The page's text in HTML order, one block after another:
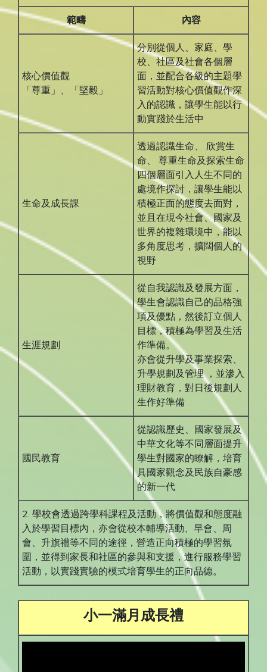
範疇 內容
核心價值觀
「尊重」、「堅毅」
分別從個人、家庭、學
校、社區及社會各個層
面，並配合各級的主題學
習活動對核心價值觀作深
入的認識，讓學生能以行
動實踐於生活中
生命及成長課
透過認識生命、 欣賞生
命、 尊重生命及探索生命
四個層面引入人生不同的
處境作探討，讓學生能以
積極正面的態度去面對，
並且在現今社會、國家及
世界的複雜環境中，能以
多角度思考，擴闊個人的
視野
生涯規劃
從自我認識及發展方面，
學生會認識自己的品格強
項及優點，然後訂立個人
目標，積極為學習及生活
作準備。
亦會從升學及事業探索、
升學規劃及管理 ，並滲入
理財教育，對日後規劃人
生作好準備
國民教育
從認識歷史、國家發展及
中華文化等不同層面提升
學生對國家的瞭解，培育
具國家觀念及民族自豪感
的新一代
2. 學校會透過跨學科課程及活動，將價值觀和態度融
入於學習目標內，亦會從校本輔導活動、早會、周
會、升旗禮等不同的途徑，營造正向積極的學習氛
圍，並得到家長和社區的參與和支援，進行服務學習
活動，以實踐實驗的模式培育學生的正向品德。
小一滿月成長禮